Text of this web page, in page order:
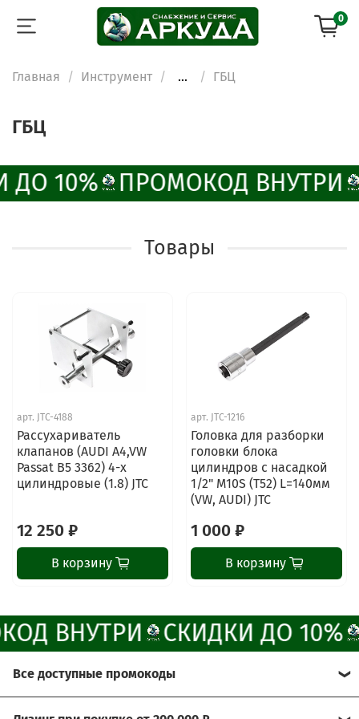
0
Главная Инструмент ... ГБЦ
ГБЦ
ДО 10% ПРОМОКОД ВНУТРИ
Товары
арт. JTC-4188
Рассухариватель
клапанов (AUDI A4,VW
Passat B5 3362) 4-х
цилиндровые (1.8) JTC
12 250 ₽
В корзину
арт. JTC-1216
Головка для разборки
головки блока
цилиндров с насадкой
1/2" M10S (T52) L=140мм
(VW, AUDI) JTC
1 000 ₽
В корзину
ВНУТРИ СКИДКИ ДО 10%
Все доступные промокоды
ChatApp
online
Наши мессенджеры
Свяжитесь с нами через любой удобный
мессенджер!
Написать менеджеру в MAX
Отдел продаж и сервис
Позвонить
Группа Вконтакте